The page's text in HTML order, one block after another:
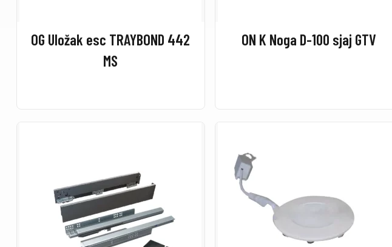
OG Uložak esc TRAYBOND 442
MS
ON K Noga D-100 sjaj GTV